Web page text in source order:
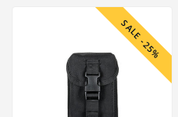
SALE -25%